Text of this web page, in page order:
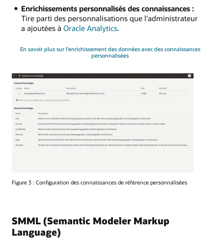
Enrichissements personnalisés des connaissances :
Tire parti des personnalisations que l'administrateur
a ajoutées à Oracle Analytics.
En savoir plus sur l'enrichissement des données avec des connaissances
personnalisées
Figure 3 : Configuration des connaissances de référence personnalisées
SMML (Semantic Modeler Markup
Language)